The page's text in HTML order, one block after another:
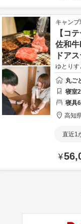
キャンプ
【コ
佐和
ドア
ゆとりす
丸ご
寝室2
寝具6
高知
直近1
¥